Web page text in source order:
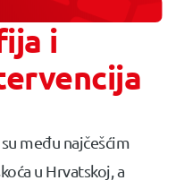
i
među najčešćim
u Hrvatskoj, a